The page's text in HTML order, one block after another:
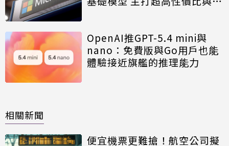
OpenAI推GPT-5.4 mini與
nano：免費版與Go用戶也能
體驗接近旗艦的推理能力
相關新聞
便宜機票更難搶！航空公司擬